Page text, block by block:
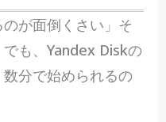
のが面倒くさい」そ
も、Yandex Diskの
分で始められるの